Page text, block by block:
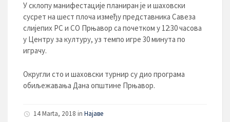
У склопу манифестације планиран је и шаховски
сусрет на шест плоча између представника Савеза
слијепих РС и СО Прњавор са почетком у 12:30 часова
у Центру за културу, уз темпо игре 30 минута по
играчу.
Округли сто и шаховски турнир су дио програма
обиљежавања Дана општине Прњавор.
14 Marta, 2018 in Најаве